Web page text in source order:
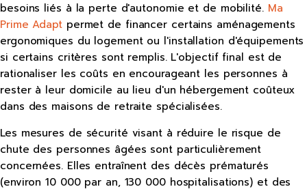
besoins liés à la perte d'autonomie et de mobilité. Ma
Prime Adaptpermet de financer certains aménagements
ergonomiques du logement ou l'installation d'équipements
si certains critères sont remplis. L'objectif final est de
rationaliser les coûts en encourageant les personnes à
rester à leur domicile au lieu d'un hébergement coûteux
dans des maisons de retraite spécialisées.
Les mesures de sécurité visant à réduire le risque de
chute des personnes âgées sont particulièrement
concernées. Elles entraînent des décès prématurés
(environ 10 000 par an, 130 000 hospitalisations) et des